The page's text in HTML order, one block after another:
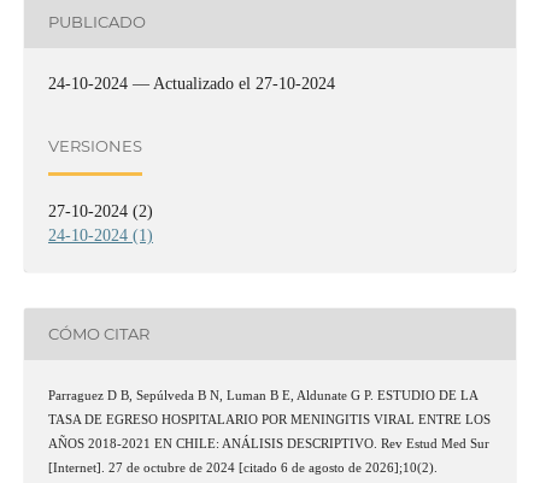
PUBLICADO
24-10-2024 — Actualizado el 27-10-2024
VERSIONES
27-10-2024 (2)
24-10-2024 (1)
CÓMO CITAR
Parraguez D B, Sepúlveda B N, Luman B E, Aldunate G P. ESTUDIO DE LA
TASA DE EGRESO HOSPITALARIO POR MENINGITIS VIRAL ENTRE LOS
AÑOS 2018-2021 EN CHILE: ANÁLISIS DESCRIPTIVO. Rev Estud Med Sur
[Internet]. 27 de octubre de 2024 [citado 6 de agosto de 2026];10(2).